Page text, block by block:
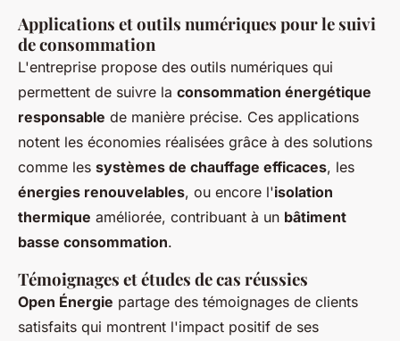
Applications et outils numériques pour le suivi
de consommation
L'entreprise propose des outils numériques qui
permettent de suivre la consommation énergétique
responsable de manière précise. Ces applications
notent les économies réalisées grâce à des solutions
comme les systèmes de chauffage efficaces, les
énergies renouvelables, ou encore l'isolation
thermique améliorée, contribuant à un bâtiment
basse consommation.
Témoignages et études de cas réussies
Open Énergie partage des témoignages de clients
satisfaits qui montrent l'impact positif de ses